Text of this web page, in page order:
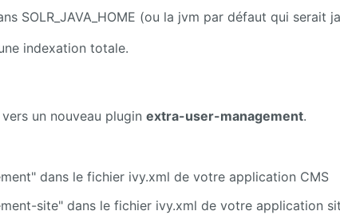
SOLR_JAVA_HOME (ou la jvm par défaut qui serait
indexation totale.
un nouveau plugin extra-user-management.
dans le fichier ivy.xml de votre application CMS
site" dans le fichier ivy.xml de votre application